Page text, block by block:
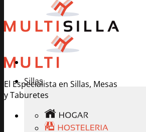
El Especialista en Sillas, Mesas
y Taburetes
Sillas